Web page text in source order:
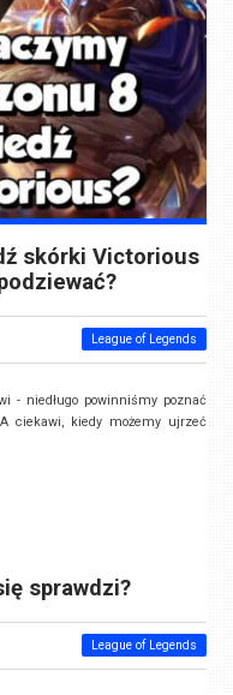
skórki Victorious
League of Legends
- niedługo powinniśmy poznać
ciekawi, kiedy możemy ujrzeć
sprawdzi?
League of Legends